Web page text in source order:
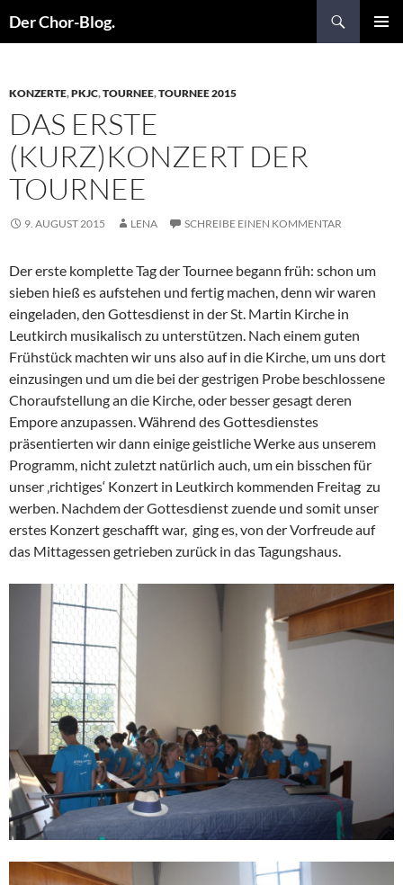
Der Chor-Blog.
KONZERTE,PKJC,TOURNEE,TOURNEE 2015
DAS ERSTE
(KURZ)KONZERT DER
TOURNEE
9. AUGUST 2015 LENA SCHREIBE EINEN KOMMENTAR
Der erste komplette Tag der Tournee begann früh: schon um
sieben hieß es aufstehen und fertig machen, denn wir waren
eingeladen, den Gottesdienst in der St. Martin Kirche in
Leutkirch musikalisch zu unterstützen. Nach einem guten
Frühstück machten wir uns also auf in die Kirche, um uns dort
einzusingen und um die bei der gestrigen Probe beschlossene
Choraufstellung an die Kirche, oder besser gesagt deren
Empore anzupassen. Während des Gottesdienstes
präsentierten wir dann einige geistliche Werke aus unserem
Programm, nicht zuletzt natürlich auch, um ein bisschen für
unser ‚richtiges‘ Konzert in Leutkirch kommenden Freitag zu
werben. Nachdem der Gottesdienst zuende und somit unser
erstes Konzert geschafft war, ging es, von der Vorfreude auf
das Mittagessen getrieben zurück in das Tagungshaus.